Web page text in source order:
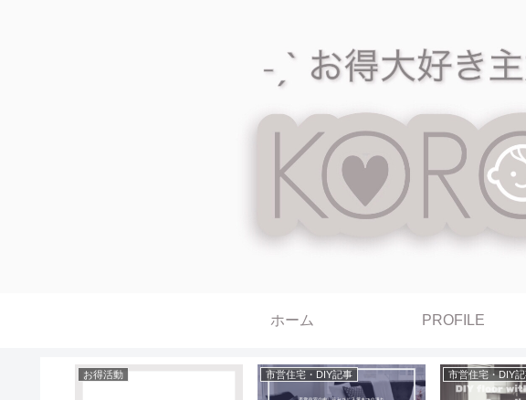
ホーム PROFILE
お得活動 市営住宅・DIY記事 市営住宅・DIY